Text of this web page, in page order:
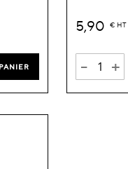
5,90 € HT
- +